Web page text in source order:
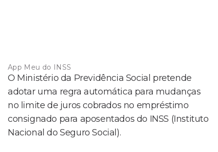
App Meu do INSS
O Ministério da Previdência Social pretende
adotar uma regra automática para mudanças
no limite de juros cobrados no empréstimo
consignado para aposentados do INSS (Instituto
Nacional do Seguro Social).